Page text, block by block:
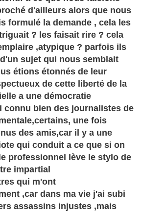
d'ailleurs alors que nous
formulé la demande , cela les
? les faisait rire ? cela
,atypique ? parfois ils
sujet qui nous semblait
étions étonnés de leur
de cette liberté de la
a une démocratie
connu bien des journalistes de
une fois
des amis,car il y a une
qui conduit a ce que si on
professionnel lève le stylo de
impartial
qui m'ont
,car dans ma vie j'ai subi
assassins injustes ,mais